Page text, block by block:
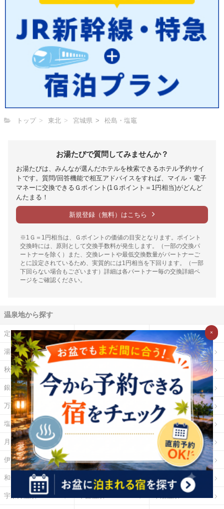
トップ 東北 宮城県 松島・塩竈
お湯たびで質問してみませんか？
お湯たびは、みんなが選んだホテルを検索できるホテル予約サイ
トです。質問/回答機能で相互アドバイスをすれば、マイル・電子
マネーに交換できるＧポイント(1Ｇポイント＝1円相当)がどんど
んたまる！
新規登録（無料）はこちら
※1Ｇ＝1円相当は、Ｇポイントの価値の目安となります。ポイント
交換時には、原則として交換手数料が発生します。（一部の交換パ
ートナーを除く）また、交換レートや最低交換数量がパートナーご
とに設定されているため、実質的には1円相当を下回ります。（一部
下回らない場合もございます）詳細は各パートナー毎の交換詳細ペ
ージをご確認ください。
温泉地から探す
定山渓温泉 登別温泉 十勝川温泉
湯の川温泉（北海道） 乳頭温泉 鳴子温泉
秋保温泉
銀山温泉 草津温泉 伊香保温泉
万座温泉 四万温泉 鬼怒川温泉
塩原温泉 野沢温泉 白骨温泉
月岡温泉 湯河原温泉
伊東温泉 修善寺温泉 下田温泉（静岡県）
和倉温泉 山中温泉 あわら温泉
宇奈月温泉
×